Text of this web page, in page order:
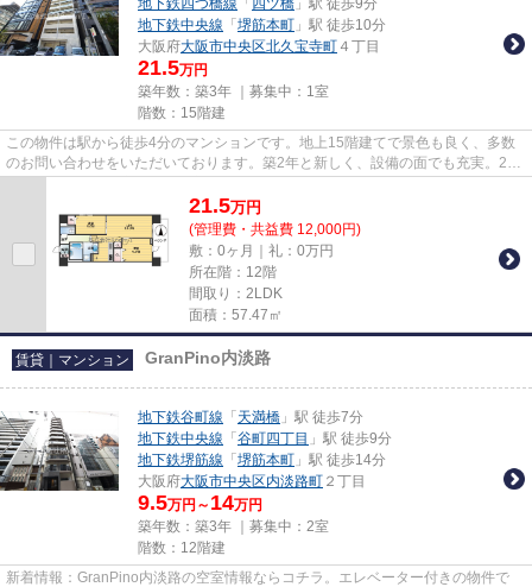
地下鉄四つ橋線 「 四ツ橋 」駅 徒歩9分
地下鉄中央線 「 堺筋本町 」駅 徒歩10分
大阪府大阪市中央区北久宝寺町 ４丁目
21.5万円
築年数：築3年 ｜募集中： 1室
階数：15階建
この物件は駅から徒歩4分のマンションです。地上15階建てで景色も良く、多数
のお問い合わせをいただいております。築2年と新しく、設備の面でも充実。2沿
21.5万円
(管理費・共益費 12,000円)
敷：0ヶ月｜礼：0万円
所在階：12階
間取り：2LDK
面積：57.47㎡
賃貸｜マンション GranPino内淡路
地下鉄谷町線 「 天満橋 」駅 徒歩7分
地下鉄中央線 「 谷町四丁目 」駅 徒歩9分
地下鉄堺筋線 「 堺筋本町 」駅 徒歩14分
大阪府大阪市中央区内淡路町 ２丁目
9.5万円～ 14万円
築年数：築3年 ｜募集中： 2室
階数：12階建
新着情報：GranPino内淡路の空室情報ならコチラ。エレベーター付きの物件で